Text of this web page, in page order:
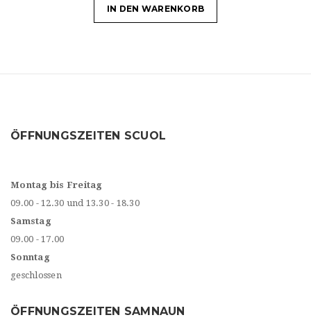
IN DEN WARENKORB
ÖFFNUNGSZEITEN SCUOL
Montag bis Freitag
09.00 - 12.30 und 13.30 - 18.30
Samstag
09.00 - 17.00
Sonntag
geschlossen
ÖFFNUNGSZEITEN SAMNAUN